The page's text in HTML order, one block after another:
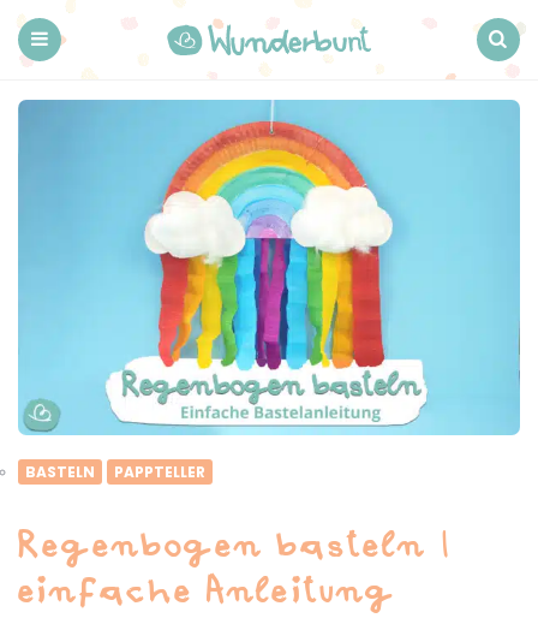
BASTELN PAPPTELLER
Regenbogen basteln |
einfache Anleitung